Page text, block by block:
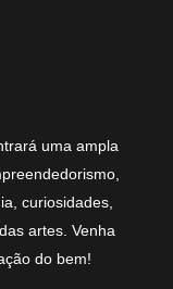
uma ampla
curiosidades,
artes. Venha
do bem!